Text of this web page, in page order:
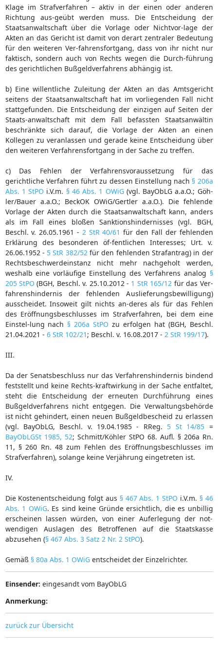
Klage im Strafverfahren – aktiv in der einen oder anderen
Richtung aus-geübt werden muss. Die Entscheidung der
Staatsanwaltschaft über die Vorlage oder Nichtvor-lage der
Akten an das Gericht ist damit von derart zentraler Bedeutung
für den weiteren Ver-fahrensfortgang, dass von ihr nicht nur
faktisch, sondern auch von Rechts wegen die Durch-führung
des gerichtlichen Bußgeldverfahrens abhängig ist.
b) Eine willentliche Zuleitung der Akten an das Amtsgericht
seitens der Staatsanwaltschaft hat im vorliegenden Fall nicht
stattgefunden. Die Entscheidung der einzigen auf Seiten der
Staats-anwaltschaft mit dem Fall befassten Staatsanwältin
beschränkte sich darauf, die Vorlage der Akten an einen
Kollegen zu veranlassen und gerade keine Entscheidung über
den weiteren Verfahrensfortgang in der Sache zu treffen.
c) Das Fehlen der Verfahrensvoraussetzung für das
gerichtliche Verfahren führt zu dessen Einstellung nach § 206a
Abs. 1 StPO i.V.m. § 46 Abs. 1 OWiG(vgl. BayObLG a.a.O.; Göh-
ler/Bauer a.a.O.; BeckOK OWiG/Gertler a.a.O.). Die fehlende
Vorlage der Akten durch die Staatsanwaltschaft kann, anders
als im Fall eines bloßen Sanktionshindernisses (vgl. BGH,
Beschl. v. 26.05.1961 - 2 StR 40/61 für den Fall der fehlenden
Erklärung des besonderen öf-fentlichen Interesses; Urt. v.
26.06.1952 - 5 StR 382/52 für den fehlenden Strafantrag) in der
Rechtsbeschwerdeinstanz nicht mehr nachgeholt werden,
weshalb eine vorläufige Einstellung des Verfahrens analog §
205 StPO (BGH, Beschl. v. 25.10.2012 - 1 StR 165/12 für das Ver-
fahrenshindernis der fehlenden Auslieferungsbewilligung)
ausscheidet. Insoweit gilt nichts an-deres als für das Fehlen
des Eröffnungsbeschlusses im Strafverfahren, bei dem eine
Einstel-lung nach § 206a StPO zu erfolgen hat (BGH, Beschl.
21.04.2021 - 6 StR 102/21 ; Beschl. v. 16.08.2017 - 2 StR 199/17).
III.
Da der Senatsbeschluss nur das Verfahrenshindernis bindend
feststellt und keine Rechts-kraftwirkung in der Sache entfaltet,
steht die Entscheidung der erneuten Durchführung eines
Bußgeldverfahrens nicht entgegen. Die Verwaltungsbehörde
ist nicht gehindert, einen neuen Bußgeldbescheid zu erlassen
(vgl. BayObLG, Beschl. v. 19.04.1985 - RReg. 5 St 14/85 =
BayObLGSt 1985, 52; Schmitt/Köhler StPO 68. Aufl. § 206a Rn.
11, § 260 Rn. 48 zum Fehlen des Eröffnungsbeschlusses im
Strafverfahren), solange keine Verjährung eingetreten ist.
IV.
Die Kostenentscheidung folgt aus § 467 Abs. 1 StPO i.V.m. § 46
Abs. 1 OWiG. Es sind keine Gründe ersichtlich, die es unbillig
erscheinen lassen würden, von einer Auferlegung der not-
wendigen Auslagen des Betroffenen auf die Staatskasse
abzusehen (§ 467 Abs. 3 Satz 2 Nr. 2 StPO).
Gemäß § 80a Abs. 1 OWiGentscheidet der Einzelrichter.
Einsender: eingesandt vom BayObLG
Anmerkung:
zurück zur Übersicht